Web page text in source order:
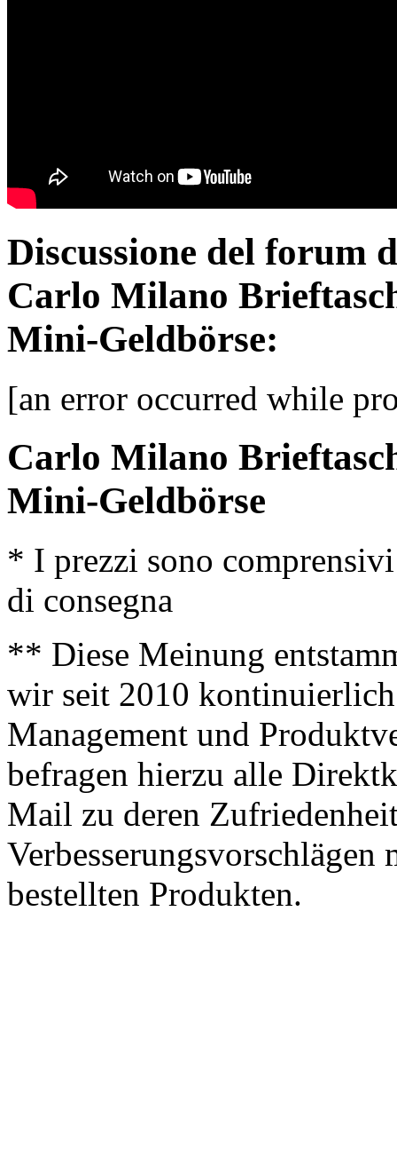
Discussione del forum
Carlo Milano
Mini-Geldbörse:
[an error occurred while
Carlo Milano
Mini-Geldbörse
* I prezzi sono
di consegna
** Diese Meinung
wir seit 2010
Management und
befragen hierzu alle
Mail zu deren
bestellten Produkten.